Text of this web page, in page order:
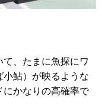
、たまに魚探にワ
鮎）が映るような
にかなりの高確率で